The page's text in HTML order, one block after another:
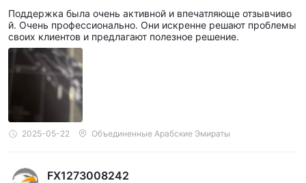
Поддержка была очень активной и впечатляюще отзывчиво
й. Очень профессионально. Они искренне решают проблемы
своих клиентов и предлагают полезное решение.
2025-05-22 Объединенные Арабские Эмираты
FX1273008242